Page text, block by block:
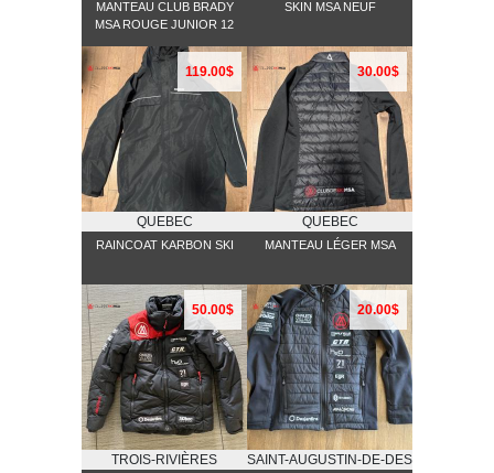
MANTEAU CLUB BRADY
MSA ROUGE JUNIOR 12
SKIN MSA NEUF
119.00$
QUEBEC
RAINCOAT KARBON SKI
30.00$
QUEBEC
MANTEAU LÉGER MSA
50.00$
TROIS-RIVIÈRES
20.00$
SAINT-AUGUSTIN-DE-DESMAURES